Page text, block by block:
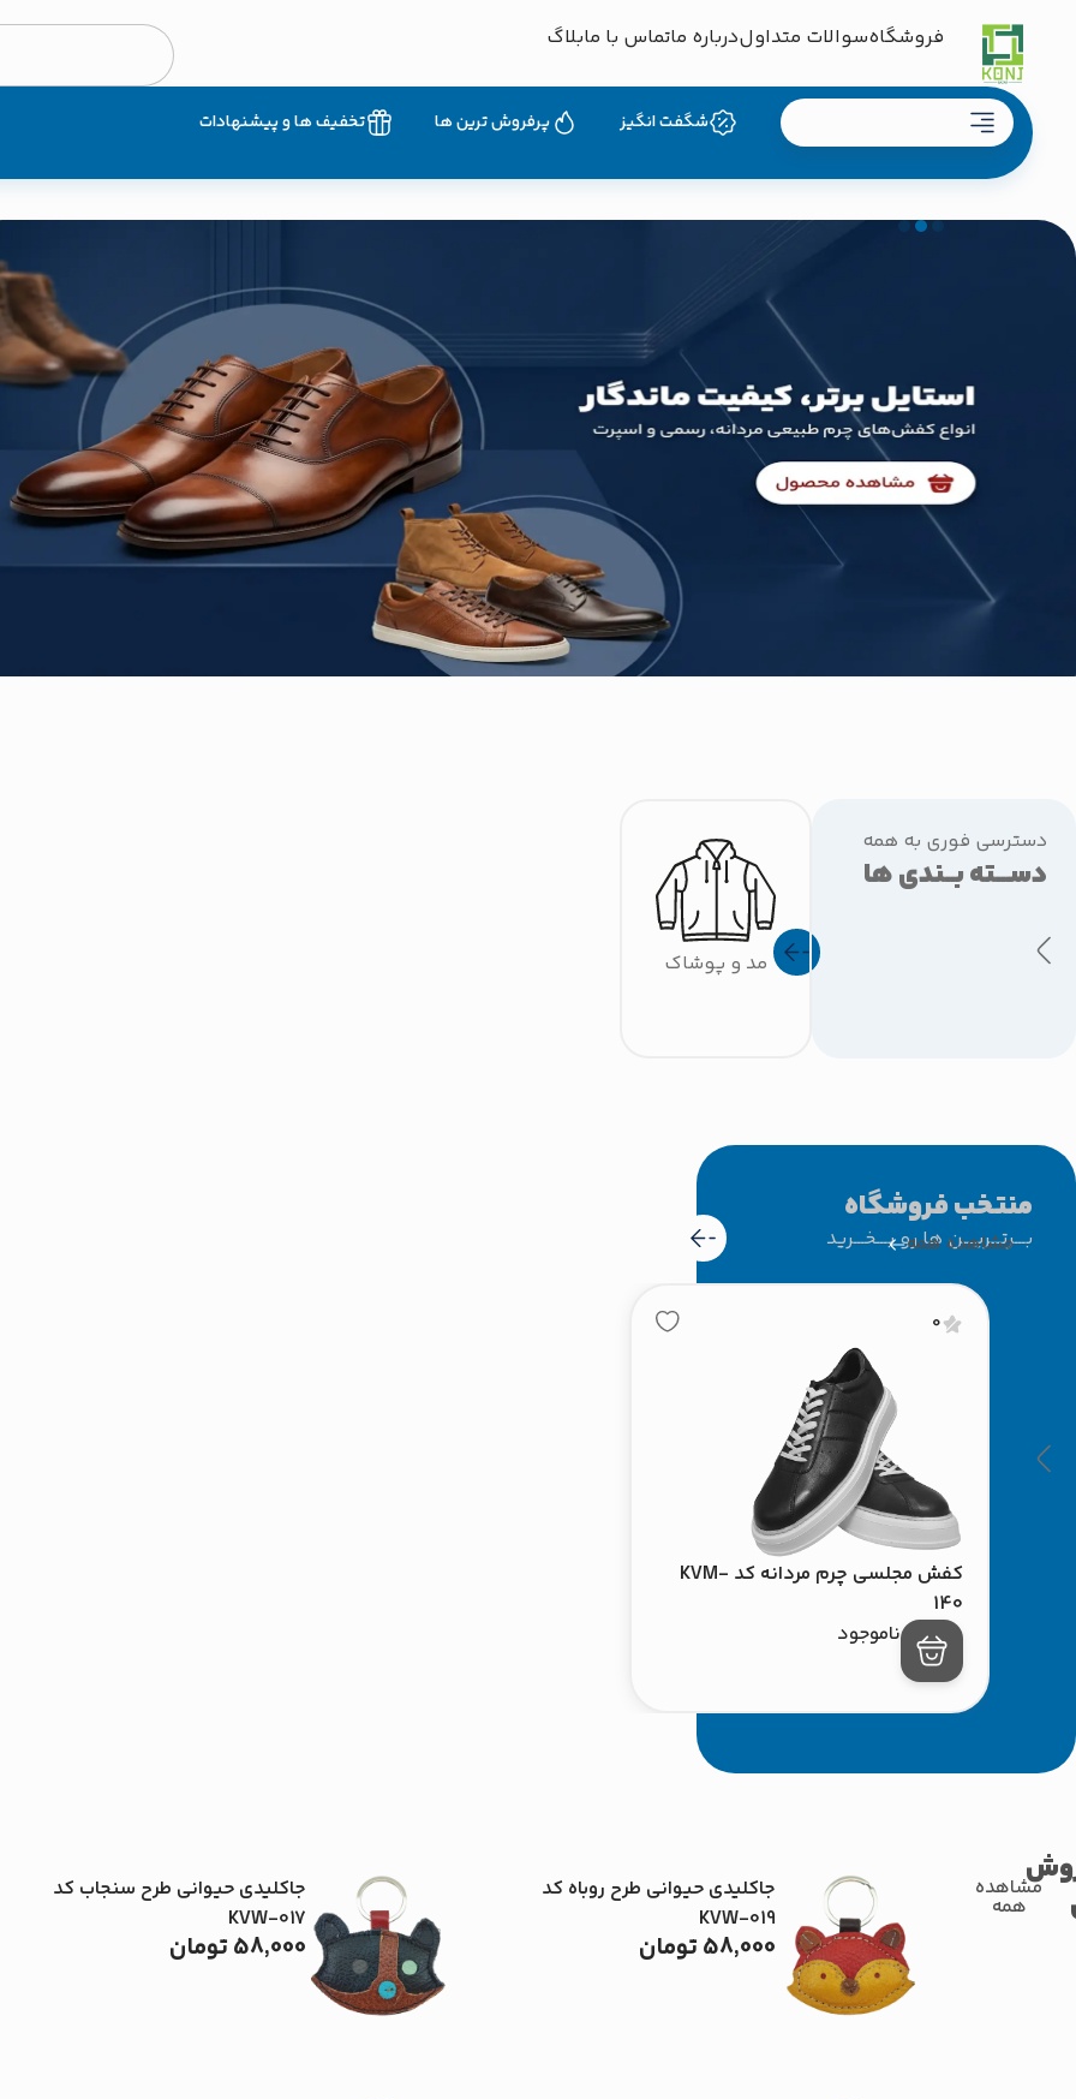
فروشگاهسوالات متداولدرباره ماتماس با مابلاگ
شگفت انگیز پرفروش ترین ها تخفیف ها و پیشنهادات
دسترسی فوری به همه
دســـته بــندی ها
مد و پوشاک
منتخب فروشگاه
بـــرتـــریـــن ها رو بـــخـــرید
مشاهده همه
کفش مجلسی چرم مردانه کد KVM-
140
ناموجود
0
مشاهده
همه
جاکلیدی حیوانی طرح روباه کد
KVW-019
58,000تومان
جاکلیدی حیوانی طرح سنجاب کد
KVW-017
58,000تومان